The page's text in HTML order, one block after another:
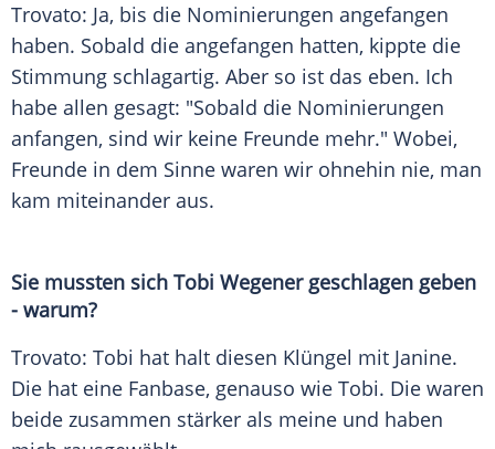
Trovato: Ja, bis die Nominierungen angefangen
haben. Sobald die angefangen hatten, kippte die
Stimmung schlagartig. Aber so ist das eben. Ich
habe allen gesagt: "Sobald die Nominierungen
anfangen, sind wir keine Freunde mehr." Wobei,
Freunde in dem Sinne waren wir ohnehin nie, man
kam miteinander aus.
Sie mussten sich Tobi Wegenergeschlagen geben
- warum?
Trovato: Tobi hat halt diesen Klüngel mit Janine.
Die hat eine Fanbase, genauso wie Tobi. Die waren
beide zusammen stärker als meine und haben